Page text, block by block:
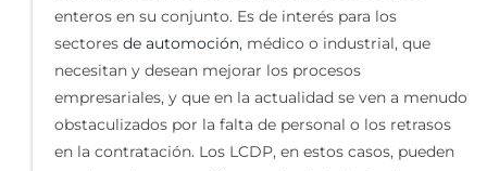
enteros en su conjunto. Es de interés para los
sectores de automoción, médico o industrial, que
necesitan y desean mejorar los procesos
empresariales, y que en la actualidad se ven a menudo
obstaculizados por la falta de personal o los retrasos
en la contratación. Los LCDP, en estos casos, pueden